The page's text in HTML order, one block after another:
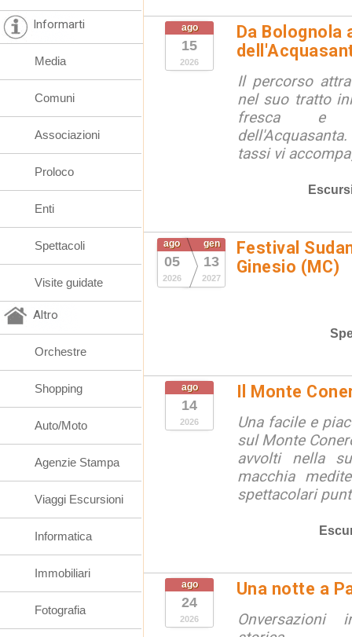
ago
15
2026
Da Bolognola
Il percorso
nel suo tratto
fresca e
tassi vi
ago
05
2026
gen
13
2027
Festival
Ginesio (MC)
ago
14
2026
Il Monte
Una facile e
sul Monte
avvolti nella
macchia
spettacolari
ago
24
2026
Una notte a
Onversazioni
Informarti
Media
Comuni
Associazioni
Proloco
Enti
Spettacoli
Visite guidate
Altro
Orchestre
Shopping
Auto/Moto
Agenzie Stampa
Viaggi Escursioni
Informatica
Immobiliari
Fotografia